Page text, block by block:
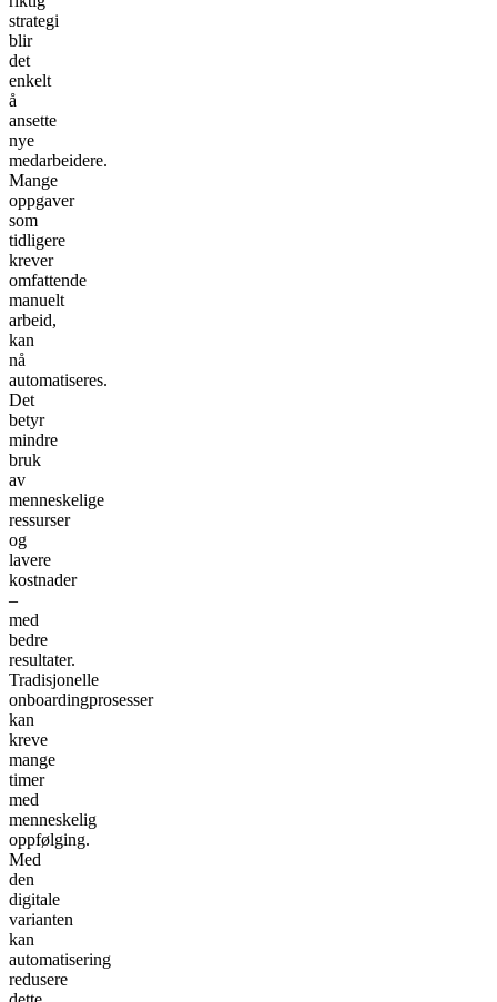
strategi
blir
det
enkelt
å
ansette
nye
medarbeidere.
Mange
oppgaver
som
tidligere
krever
omfattende
manuelt
arbeid,
kan
nå
automatiseres.
Det
betyr
mindre
bruk
av
menneskelige
ressurser
og
lavere
kostnader
–
med
bedre
resultater.
Tradisjonelle
onboardingprosesser
kan
kreve
mange
timer
med
menneskelig
oppfølging.
Med
den
digitale
varianten
kan
automatisering
redusere